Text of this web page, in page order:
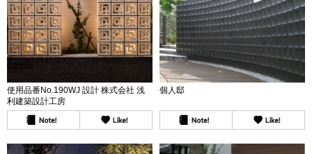
使用品番No.190WJ 設計 株式会社 浅
利建築設計工房
個人邸